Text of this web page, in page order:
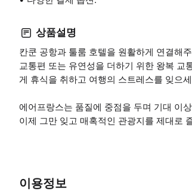
상품설명
칸쿤 공항과 툴룸 호텔을 원활하게 연결해
교통편 또는 유연성을 더하기 위한 왕복
게 휴식을 취하고 여행의 스트레스를 잊으
에어프랑스는 품질에 중점을 두며 기대 이
이제 그만 잊고 매혹적인 관광지를 제대로
이용정보